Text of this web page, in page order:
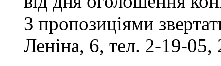
З пропозиціями
Леніна, 6, тел. 2-19-05,